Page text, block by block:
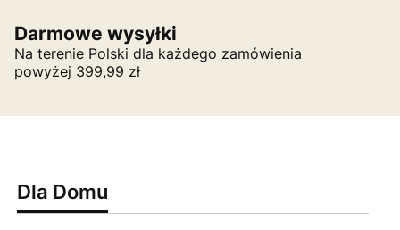
Darmowe wysyłki
Na terenie Polski dla każdego zamówienia
powyżej 399,99 zł
Dla Domu